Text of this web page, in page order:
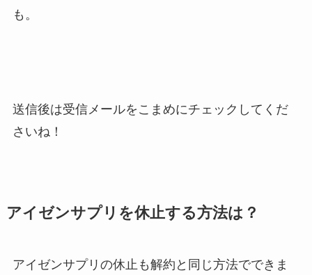
も。
送信後は受信メールをこまめにチェックしてくだ
さいね！
アイゼンサプリを休止する方法は？
アイゼンサプリの休止も解約と同じ方法でできま